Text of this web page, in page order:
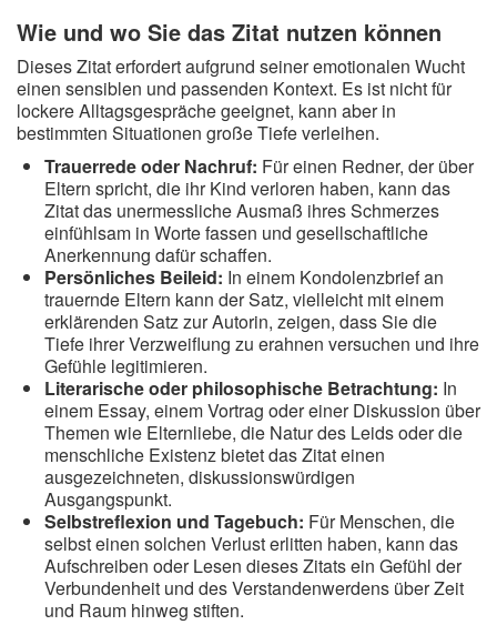
Wie und wo Sie das Zitat nutzen können
Dieses Zitat erfordert aufgrund seiner emotionalen Wucht
einen sensiblen und passenden Kontext. Es ist nicht für
lockere Alltagsgespräche geeignet, kann aber in
bestimmten Situationen große Tiefe verleihen.
Trauerrede oder Nachruf: Für einen Redner, der über
Eltern spricht, die ihr Kind verloren haben, kann das
Zitat das unermessliche Ausmaß ihres Schmerzes
einfühlsam in Worte fassen und gesellschaftliche
Anerkennung dafür schaffen.
Persönliches Beileid: In einem Kondolenzbrief an
trauernde Eltern kann der Satz, vielleicht mit einem
erklärenden Satz zur Autorin, zeigen, dass Sie die
Tiefe ihrer Verzweiflung zu erahnen versuchen und ihre
Gefühle legitimieren.
Literarische oder philosophische Betrachtung: In
einem Essay, einem Vortrag oder einer Diskussion über
Themen wie Elternliebe, die Natur des Leids oder die
menschliche Existenz bietet das Zitat einen
ausgezeichneten, diskussionswürdigen
Ausgangspunkt.
Selbstreflexion und Tagebuch: Für Menschen, die
selbst einen solchen Verlust erlitten haben, kann das
Aufschreiben oder Lesen dieses Zitats ein Gefühl der
Verbundenheit und des Verstandenwerdens über Zeit
und Raum hinweg stiften.